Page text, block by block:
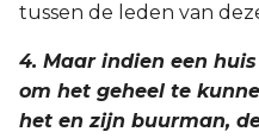
tussen de leden van
4. Maar indien een
om het geheel te
het en zijn buurman,